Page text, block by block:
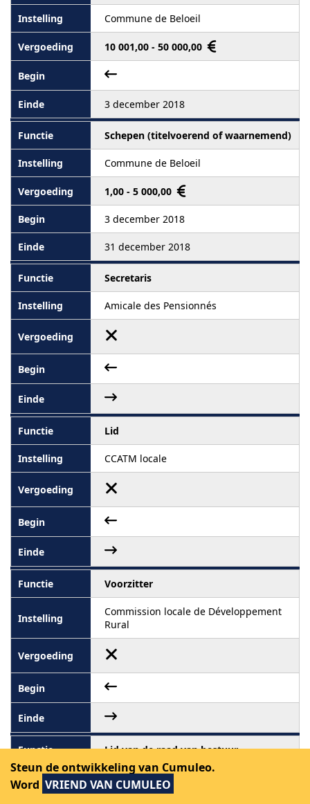
Commune de Beloeil
10 001,00 - 50 000,00
3 december 2018
Schepen (titelvoerend of waarnemend)
Commune de Beloeil
1,00 - 5 000,00
3 december 2018
31 december 2018
Secretaris
Amicale des Pensionnés
Lid
CCATM locale
Voorzitter
Commission locale de Développement
Rural
Lid van de raad van bestuur
Intercommunale de propreté publique
de Wallonie picarde
Steun de ontwikkeling van Cumuleo.
Word VRIEND VAN CUMULEO